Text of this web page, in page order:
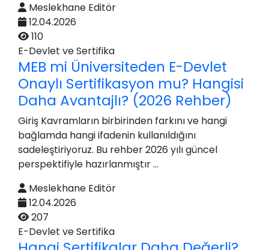
Meslekhane Editör
12.04.2026
110
E-Devlet ve Sertifika
MEB mi Üniversiteden E-Devlet
Onaylı Sertifikasyon mu? Hangisi
Daha Avantajlı? (2026 Rehber)
Giriş Kavramların birbirinden farkını ve hangi
bağlamda hangi ifadenin kullanıldığını
sadeleştiriyoruz. Bu rehber 2026 yılı güncel
perspektifiyle hazırlanmıştır ...
Meslekhane Editör
12.04.2026
207
E-Devlet ve Sertifika